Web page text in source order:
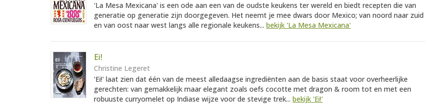
'La Mesa Mexicana' is een ode aan een van de oudste keukens ter wereld en biedt recepten die van
generatie op generatie zijn doorgegeven. Het neemt je mee dwars door Mexico; van noord naar zuid
en van oost naar west langs alle regionale keukens... bekijk 'La Mesa Mexicana'
Ei!
Christine Legeret
'Ei!' laat zien dat één van de meest alledaagse ingrediënten aan de basis staat voor overheerlijke
gerechten: van gemakkelijk maar elegant zoals oefs cocotte met dragon & room tot en met een
robuuste curryomelet op Indiase wijze voor de stevige trek... bekijk 'Ei!'